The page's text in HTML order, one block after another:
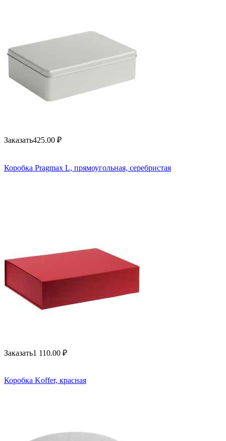
Заказать425.00 ₽
Коробка Pragmax L, прямоугольная, серебристая
Заказать1 110.00 ₽
Коробка Koffer, красная